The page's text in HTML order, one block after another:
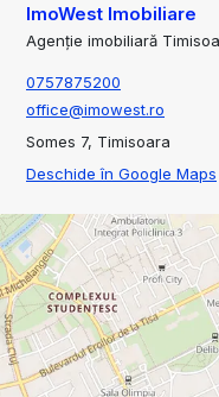
ImoWest Imobiliare
Agenție imobiliară
0757875200
office@imowest.ro
Somes 7, Timisoara
Deschide în Google Maps